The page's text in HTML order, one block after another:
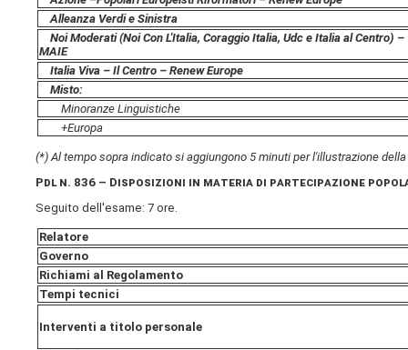
Alleanza Verdi e Sinistra
Noi Moderati (Noi Con L'Italia, Coraggio Italia, Udc e Italia al Centro) –
MAIE
Italia Viva – Il Centro – Renew Europe
Misto:
Minoranze Linguistiche
+Europa
(*) Al tempo sopra indicato si aggiungono 5 minuti per l'illustrazione
Pdl n. 836 – Disposizioni in materia di partecipazione
Seguito dell'esame: 7 ore.
Relatore
Governo
Richiami al Regolamento
Tempi tecnici
Interventi a titolo personale